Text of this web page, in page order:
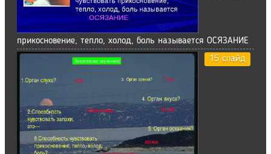
прикосновение, тепло, холод, боль называется ОСЯЗАНИЕ
15 слайд